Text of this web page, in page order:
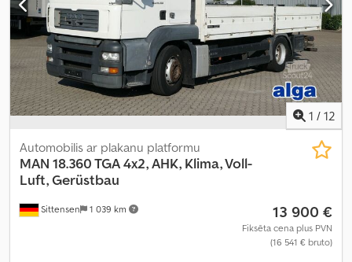
1 / 12
Sittensen 1 039 km
Automobilis ar plakanu platformu
MAN 18.360 TGA 4x2, AHK, Klima, Voll-
Luft, Gerüstbau
13 900 €
Fiksēta cena plus PVN
(16 541 € bruto)